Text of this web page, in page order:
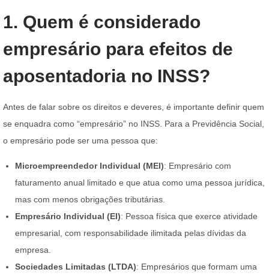
1. Quem é considerado
empresário para efeitos de
aposentadoria no INSS?
Antes de falar sobre os direitos e deveres, é importante definir quem
se enquadra como “empresário” no INSS. Para a Previdência Social,
o empresário pode ser uma pessoa que:
Microempreendedor Individual (MEI): Empresário com
faturamento anual limitado e que atua como uma pessoa jurídica,
mas com menos obrigações tributárias.
Empresário Individual (EI): Pessoa física que exerce atividade
empresarial, com responsabilidade ilimitada pelas dívidas da
empresa.
Sociedades Limitadas (LTDA): Empresários que formam uma